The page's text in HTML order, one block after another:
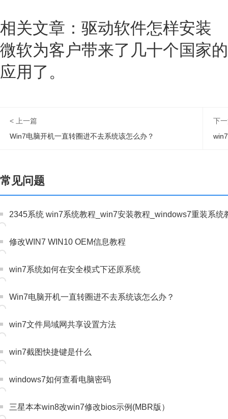
相关文章：驱动软件怎样安装
微软为客户带来了几十个国家
应用了。
< 上一篇
Win7电脑开机一直转圈进不去系统该怎么办？
下
常见问题
2345系统 win7系统教程_win7安装教程_windows7重装系统
修改WIN7 WIN10 OEM信息教程
win7系统如何在安全模式下还原系统
Win7电脑开机一直转圈进不去系统该怎么办？
win7文件局域网共享设置方法
win7截图快捷键是什么
windows7如何查看电脑密码
三星本本win8改win7修改bios示例(MBR版）